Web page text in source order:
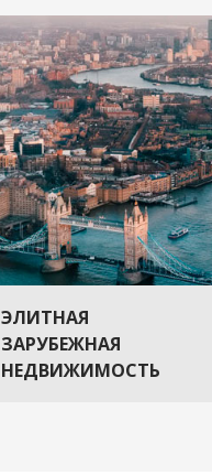
ЭЛИТНАЯ
ЗАРУБЕЖНАЯ
НЕДВИЖИМОСТЬ